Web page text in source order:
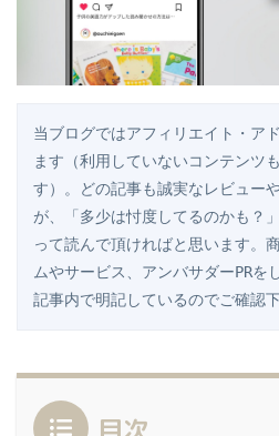
当ブログではアフィリエイト・ア
ます（利用していないコンテンツ
す）。どの記事も誠実なレビュー
が、「多少は忖度してるのかも？
って読んで頂ければと思います。
ムやサービス、アンバサダーPRを
記事内で明記しているのでご確認下